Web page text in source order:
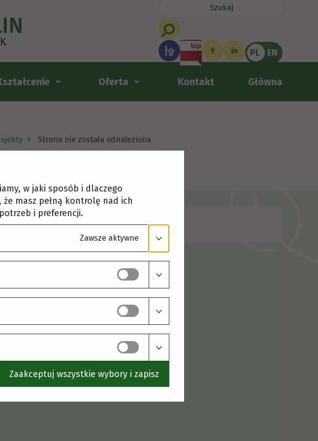
PL EN
Oferta Kontakt Główna
Strona nie została odnaleziona
stronę.
w jaki sposób i dlaczego
masz pełną kontrolę nad ich
i preferencji.
Zawsze aktywne
Zaakceptuj wszystkie wybory i zapisz